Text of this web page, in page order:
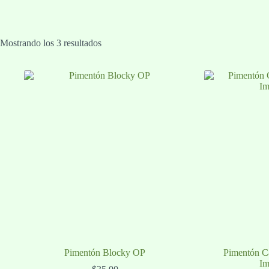
Mostrando los 3 resultados
Pimentón Blocky OP
Pimentón